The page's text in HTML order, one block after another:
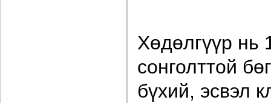
Хөдөлгүүр нь
сонголттой
бүхий, эсвэл